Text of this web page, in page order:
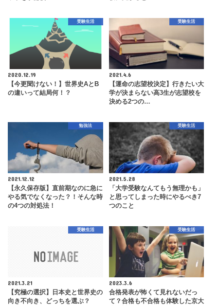
受験生活
2020.12.19
【今更聞けない！】世界史AとB
の違いって結局何！？
受験生活
2021.4.6
【運命の志望校決定】行きたい大
学が決まらない高3生が志望校を
決める2つの…
勉強法
2021.12.12
【永久保存版】直前期なのに急に
やる気でなくなった？！そんな時
の4つの対処法！
受験生活
2021.5.28
「大学受験なんてもう無理かも」
と思ってしまった時にやるべき7
つのこと
受験生活
2021.3.21
【究極の選択】日本史と世界史の
向き不向き、どっちを選ぶ？
受験生活
2023.3.6
合格発表が怖くて見れないだっ
て？合格も不合格も体験した京大